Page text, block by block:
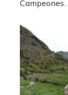
Campeones.